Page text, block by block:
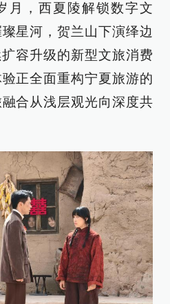
月，西夏陵解锁数字文
星河，贺兰山下演绎边
容升级的新型文旅消费
正全面重构宁夏旅游的
合从浅层观光向深度共